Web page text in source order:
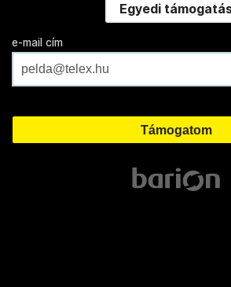
Egyedi
e-mail cím